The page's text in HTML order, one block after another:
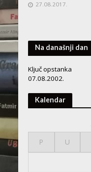
27.08.2017.
Na današnji dan
Ključ opstanka
07.08.2002.
Kalendar
P U